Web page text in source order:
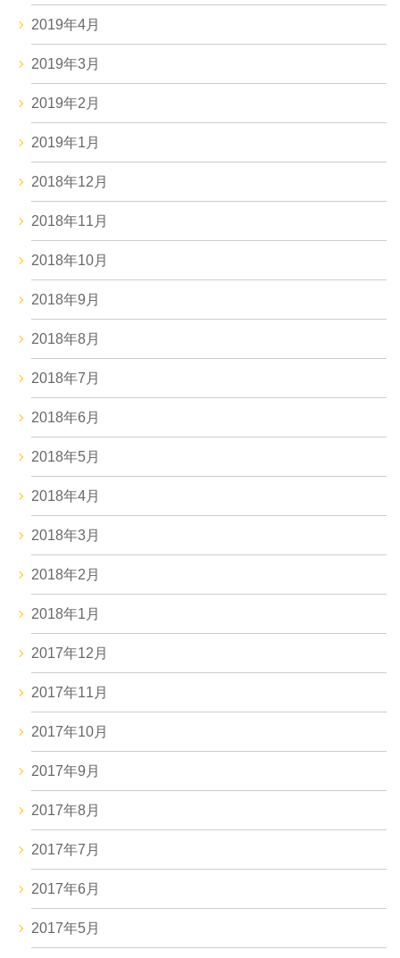
2019年4月
2019年3月
2019年2月
2019年1月
2018年12月
2018年11月
2018年10月
2018年9月
2018年8月
2018年7月
2018年6月
2018年5月
2018年4月
2018年3月
2018年2月
2018年1月
2017年12月
2017年11月
2017年10月
2017年9月
2017年8月
2017年7月
2017年6月
2017年5月